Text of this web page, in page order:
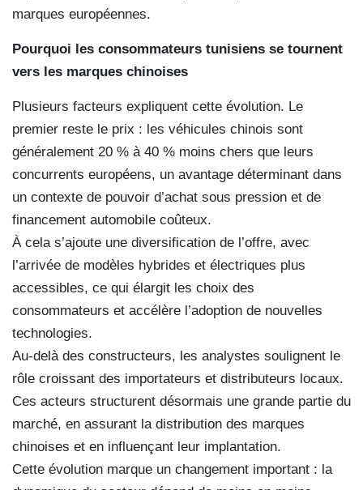
marques européennes.
Pourquoi les consommateurs tunisiens se tournent
vers les marques chinoises
Plusieurs facteurs expliquent cette évolution. Le
premier reste le prix : les véhicules chinois sont
généralement 20 % à 40 % moins chers que leurs
concurrents européens, un avantage déterminant dans
un contexte de pouvoir d’achat sous pression et de
financement automobile coûteux.
À cela s’ajoute une diversification de l’offre, avec
l’arrivée de modèles hybrides et électriques plus
accessibles, ce qui élargit les choix des
consommateurs et accélère l’adoption de nouvelles
technologies.
Au-delà des constructeurs, les analystes soulignent le
rôle croissant des importateurs et distributeurs locaux.
Ces acteurs structurent désormais une grande partie du
marché, en assurant la distribution des marques
chinoises et en influençant leur implantation.
Cette évolution marque un changement important : la